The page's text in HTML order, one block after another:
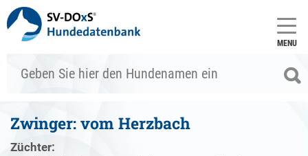
MENU
Zwinger: vom Herzbach
Züchter: